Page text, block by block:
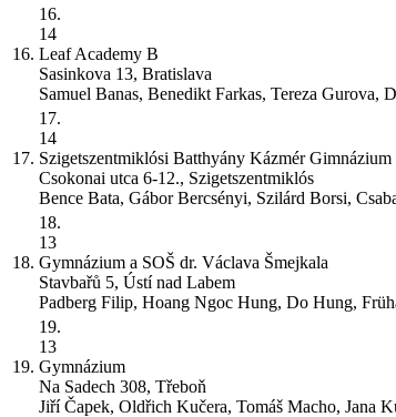
16.
16.
14
Leaf Academy B
Sasinkova 13, Bratislava
Samuel Banas, Benedikt Farkas, Tereza Gurova,
17.
17.
14
Szigetszentmiklósi Batthyány Kázmér Gimnázium
Csokonai utca 6-12., Szigetszentmiklós
Bence Bata, Gábor Bercsényi, Szilárd Borsi,
18.
18.
13
Gymnázium a SOŠ dr. Václava Šmejkala
Stavbařů 5, Ústí nad Labem
Padberg Filip, Hoang Ngoc Hung, Do Hung,
19.
19.
13
Gymnázium
Na Sadech 308, Třeboň
Jiří Čapek, Oldřich Kučera, Tomáš Macho, Jana